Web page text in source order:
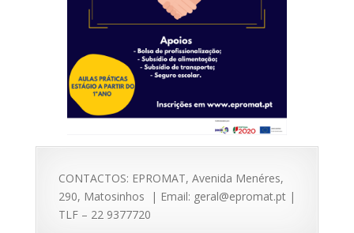
CONTACTOS: EPROMAT, Avenida Menéres,
290, Matosinhos | Email: geral@epromat.pt |
TLF – 22 9377720